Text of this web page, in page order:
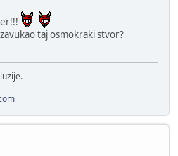
taj osmokraki stvor?